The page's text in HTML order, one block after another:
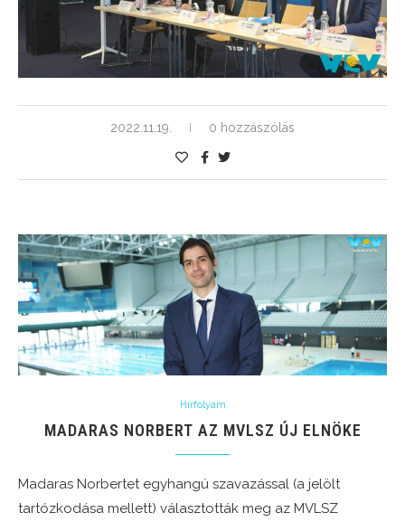
2022.11.19. 0 hozzászólás
Hírfolyam
MADARAS NORBERT AZ MVLSZ ÚJ ELNÖKE
Madaras Norbertet egyhangú szavazással (a jelölt
tartózkodása mellett) választották meg az MVLSZ